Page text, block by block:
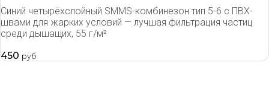
Синий четырёхслойный SMMS-комбинезон тип 5-6 с ПВХ-
швами для жарких условий — лучшая фильтрация частиц
среди дышащих, 55 г/м²
450 руб